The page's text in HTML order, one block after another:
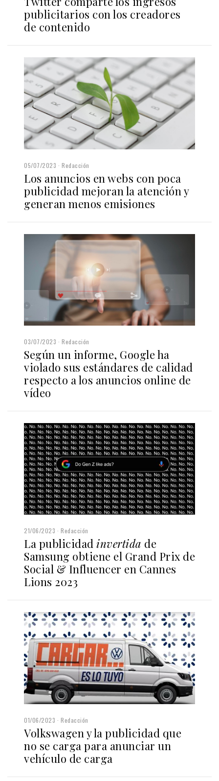
publicitarios con los creadores
de contenido
05/07/2023 Redacción
Los anuncios en webs con poca
publicidad mejoran la atención y
generan menos emisiones
03/07/2023 Redacción
Según un informe, Google ha
violado sus estándares de calidad
respecto a los anuncios online de
vídeo
21/06/2023 Redacción
La publicidad invertida de
Samsung obtiene el Grand Prix de
Social & Influencer en Cannes
Lions 2023
01/06/2023 Redacción
Volkswagen y la publicidad que
no se carga para anunciar un
vehículo de carga